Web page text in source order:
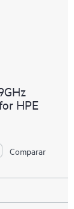
HPE
Comparar